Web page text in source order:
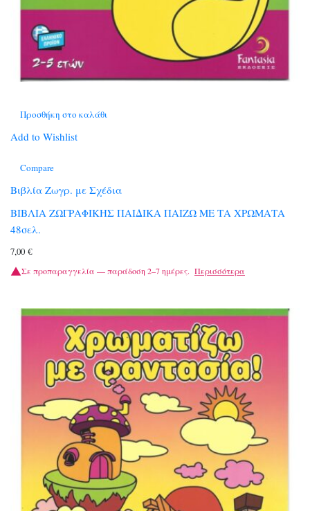
Προσθήκη στο καλάθι
Add to Wishlist
Compare
Βιβλία Ζωγρ. με Σχέδια
ΒΙΒΛΙΑ ΖΩΓΡΑΦΙΚΗΣ ΠΑΙΔΙΚΑ ΠΑΙΖΩ ΜΕ ΤΑ ΧΡΩΜΑΤΑ
48σελ.
7,00 €
Σε προπαραγγελία — παράδοση 2–7 ημέρες. Περισσότερα